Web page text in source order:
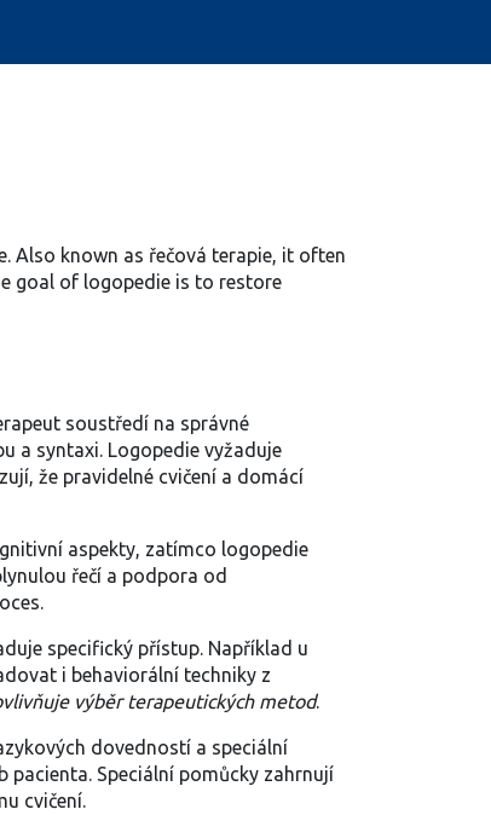
. Also known as řečová terapie, it often
goal of logopedie is to restore
soustředí na správné
a syntaxi. Logopedie vyžaduje
že pravidelné cvičení a domácí
aspekty, zatímco logopedie
řečí a podpora od
specifický přístup. Například u
i behaviorální techniky z
výběr terapeutických metod.
dovedností a speciální
pacienta. Speciální pomůcky zahrnují
cvičení.